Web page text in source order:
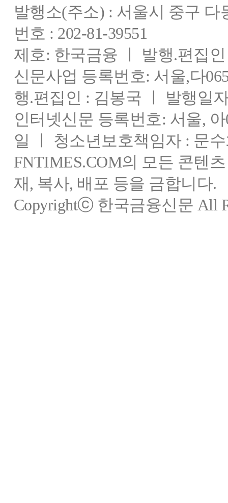
발행소(주소) : 서울시 중구
번호 : 202-81-39551
제호: 한국금융 ㅣ 발행.편집
신문사업 등록번호: 서울,다
행.편집인 : 김봉국 ㅣ 발행일
인터넷신문 등록번호: 서울,
일 ㅣ 청소년보호책임자 : 문
FNTIMES.COM의 모든 콘텐
재, 복사, 배포 등을 금합니다.
Copyrightⓒ 한국금융신문 All